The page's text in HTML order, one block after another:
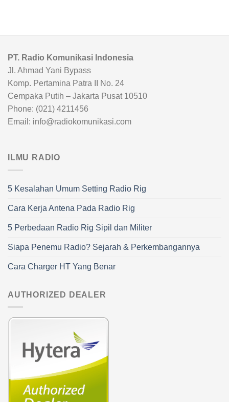
PT. Radio Komunikasi Indonesia
Jl. Ahmad Yani Bypass
Komp. Pertamina Patra II No. 24
Cempaka Putih – Jakarta Pusat 10510
Phone: (021) 4211456
Email: info@radiokomunikasi.com
ILMU RADIO
5 Kesalahan Umum Setting Radio Rig
Cara Kerja Antena Pada Radio Rig
5 Perbedaan Radio Rig Sipil dan Militer
Siapa Penemu Radio? Sejarah & Perkembangannya
Cara Charger HT Yang Benar
AUTHORIZED DEALER